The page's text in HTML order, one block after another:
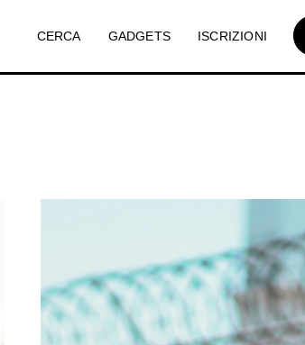
CERCA GADGETS ISCRIZIONI